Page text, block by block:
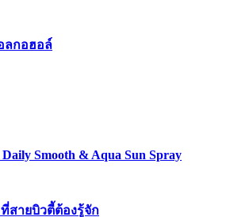
ลกอฮอล์
Smooth & Aqua Sun Spray
ที่สายบิวตี้ต้องรู้จัก